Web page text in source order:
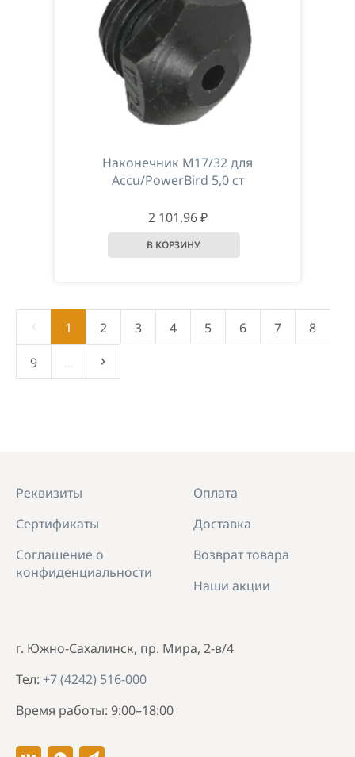
Наконечник М17/32 для
Accu/PowerBird 5,0 ст
2 101,96 ₽
‹ 1 2 3 4 5 6 7
8
9
... ›
г. Южно-Сахалинск, пр. Мира, 2-в/4
Тел: +7 (4242) 516-000
Время работы: 9:00–18:00
Реквизиты
Сертификаты
Соглашение о
конфиденциальности
Оплата
Доставка
Возврат товара
Наши акции